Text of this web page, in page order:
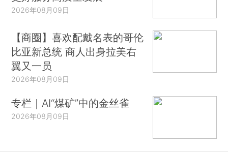
2026年08月09日
【商圈】喜欢配戴名表的哥伦
比亚新总统 商人出身拉美右
翼又一员
2026年08月09日
专栏｜AI“煤矿”中的金丝雀
2026年08月09日